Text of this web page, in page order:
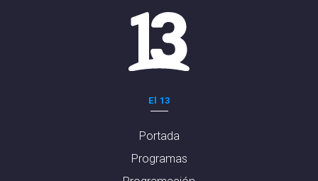
El 13
Portada
Programas